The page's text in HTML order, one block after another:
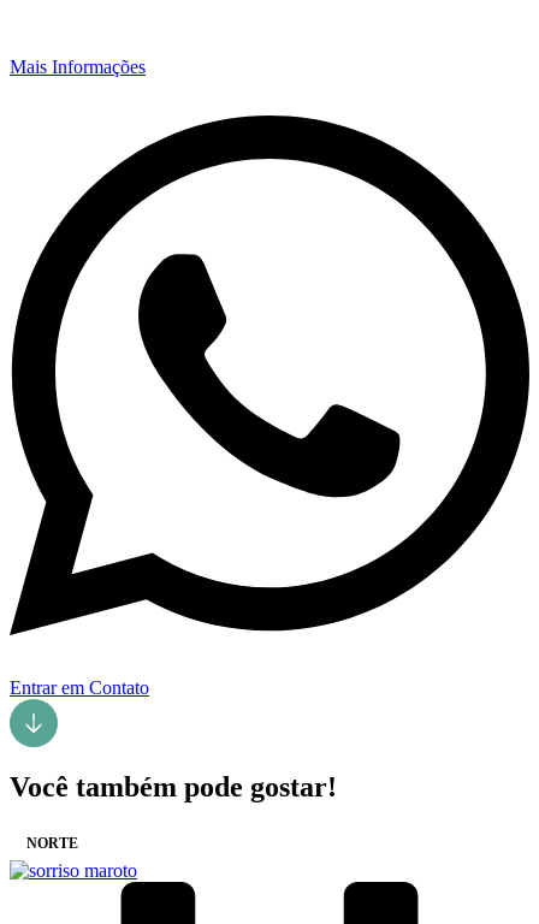
Mais Informações
Entrar em Contato
Você também pode gostar!
NORTE